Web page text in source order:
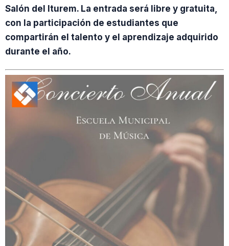
Salón del Iturem. La entrada será libre y gratuita,
con la participación de estudiantes que
compartirán el talento y el aprendizaje adquirido
durante el año.